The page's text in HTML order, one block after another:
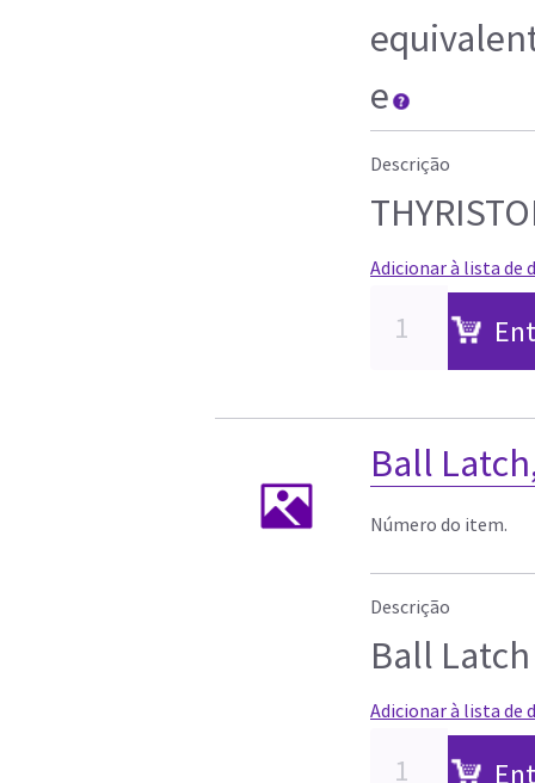
e
Descrição
Adicionar à lista de
Ball
Número do item.
Descrição
Ball Latch
Adicionar à lista de